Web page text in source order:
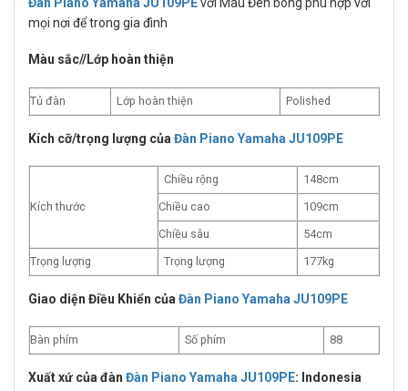
Đàn Piano Yamaha JU109PEvới Màu Đen bóng phù hợp với
mọi nơi để trong gia đình
Màu sắc//Lớp hoàn thiện
Tủ đàn Lớp hoàn thiện Polished
Kích cỡ/trọng lượng của Đàn Piano Yamaha JU109PE
Kích thước
Chiều rộng
148cm
Chiều cao
109cm
Chiều sâu
54cm
Trọng lượng
Trọng lượng 177kg
Giao diện Điều Khiển của Đàn Piano Yamaha JU109PE
Bàn phím Số phím 88
Xuất xứ của đàn Đàn Piano Yamaha JU109PE: Indonesia